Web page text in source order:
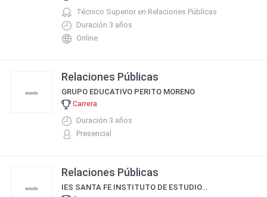
Técnico Superior en Relaciones Públicas
Duración 3 años
Online
Relaciones Públicas
GRUPO EDUCATIVO PERITO MORENO
Carrera
Duración 3 años
Presencial
Relaciones Públicas
IES SANTA FE INSTITUTO DE ESTUDIOS SUPERIORES